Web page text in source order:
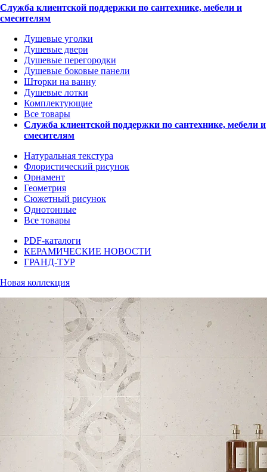
Служба клиентской поддержки по сантехнике, мебели и
смесителям
Душевые уголки
Душевые двери
Душевые перегородки
Душевые боковые панели
Шторки на ванну
Душевые лотки
Комплектующие
Все товары
Служба клиентской поддержки по сантехнике, мебели и
смесителям
Натуральная текстура
Флористический рисунок
Орнамент
Геометрия
Сюжетный рисунок
Однотонные
Все товары
PDF-каталоги
КЕРАМИЧЕСКИЕ НОВОСТИ
ГРАНД-ТУР
Новая коллекция